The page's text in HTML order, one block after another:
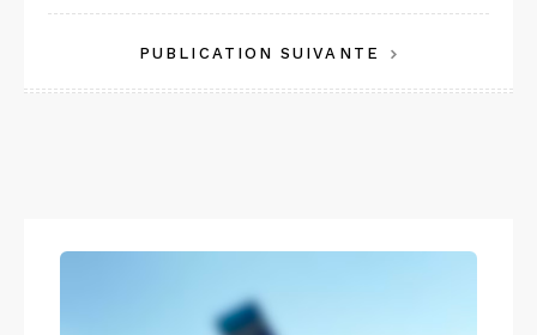
de
l’articlePUBLICATION SUIVANTE